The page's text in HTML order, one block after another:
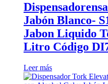
Jabón Blanco-
Jabon Liquido
Litro Código
Leer más